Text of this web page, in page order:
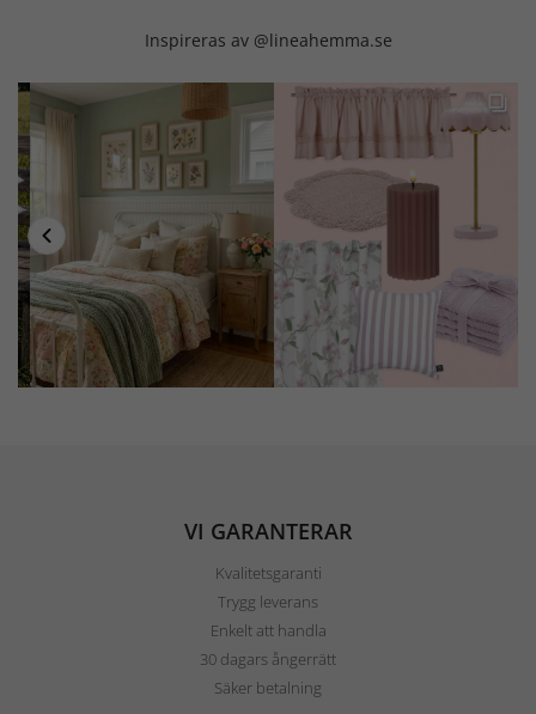
Inspireras av @lineahemma.se
VI GARANTERAR
Kvalitetsgaranti
Trygg leverans
Enkelt att handla
30 dagars ångerrätt
Säker betalning